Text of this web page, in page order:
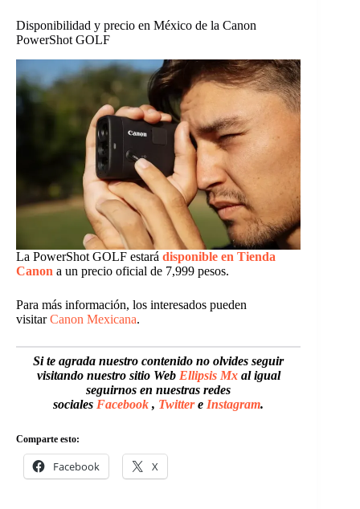
Disponibilidad y precio en México de la Canon
PowerShot GOLF
La PowerShot GOLF estará disponible en Tienda
Canon a un precio oficial de 7,999 pesos.
Para más información, los interesados pueden
visitarCanon Mexicana.
Si te agrada nuestro contenido no olvides seguir
visitando nuestro sitio Web Ellipsis Mxal igual
seguirnos en nuestras redes
sociales Facebook , Twittere Instagram.
Comparte esto:
Facebook X